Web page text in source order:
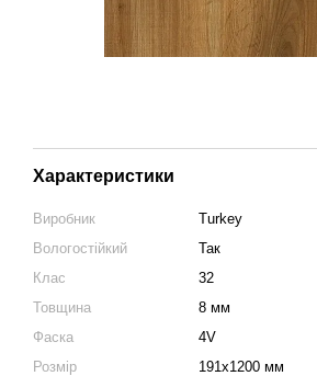
Характеристики
Виробник
Turkey
Вологостійкий
Так
Клас
32
Товщина
8 мм
Фаска
4V
Розмір
191х1200 мм